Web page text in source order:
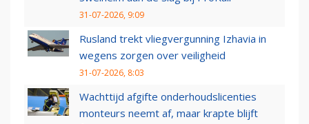
31-07-2026, 9:09
Rusland trekt vliegvergunning Izhavia in
wegens zorgen over veiligheid
31-07-2026, 8:03
Wachttijd afgifte onderhoudslicenties
monteurs neemt af, maar krapte blijft